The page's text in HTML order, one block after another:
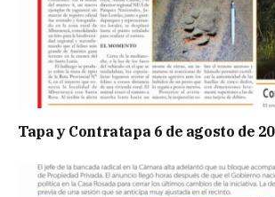
Tapa y Contratapa 6 de agosto de